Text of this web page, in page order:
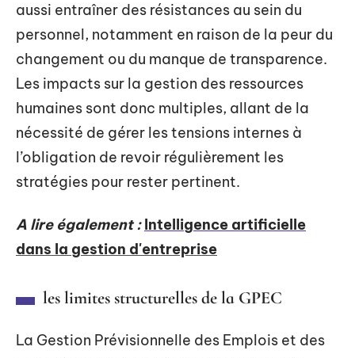
aussi entraîner des résistances au sein du
personnel, notamment en raison de la peur du
changement ou du manque de transparence.
Les impacts sur la gestion des ressources
humaines sont donc multiples, allant de la
nécessité de gérer les tensions internes à
l’obligation de revoir régulièrement les
stratégies pour rester pertinent.
A lire également : Intelligence artificielle
dans la gestion d'entreprise
les limites structurelles de la GPEC
La Gestion Prévisionnelle des Emplois et des